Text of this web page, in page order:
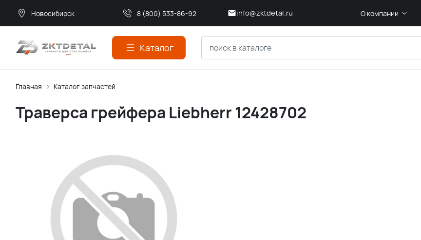
Новосибирск 8 (800) 533-86-92 info@zktdetal.ru О компании
Каталог
Главная Каталог запчастей
Траверса грейфера Liebherr 12428702